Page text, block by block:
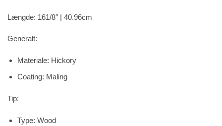
Længde: 161/8″ | 40.96cm
Generalt:
Materiale: Hickory
Coating: Maling
Tip:
Type: Wood